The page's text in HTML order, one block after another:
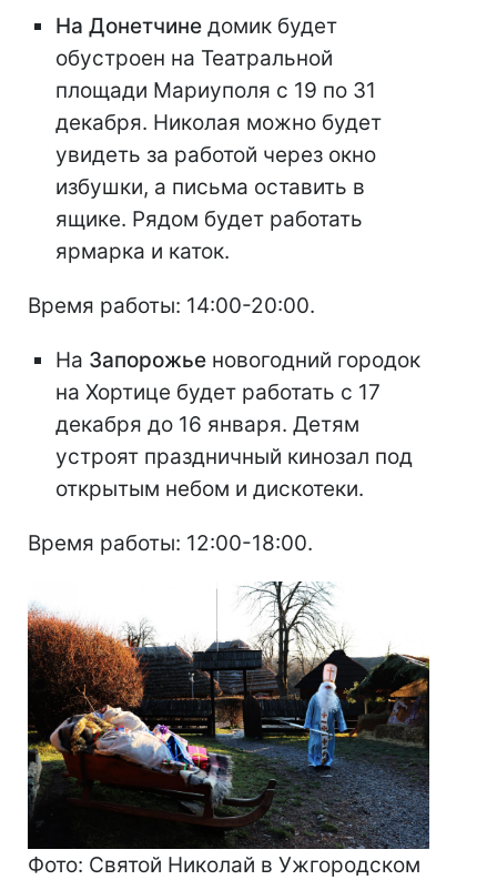
На Донетчине домик будет
обустроен на Театральной
площади Мариуполя с 19 по 31
декабря. Николая можно будет
увидеть за работой через окно
избушки, а письма оставить в
ящике. Рядом будет работать
ярмарка и каток.
Время работы: 14:00-20:00.
На Запорожье новогодний городок
на Хортице будет работать с 17
декабря до 16 января. Детям
устроят праздничный кинозал под
открытым небом и дискотеки.
Время работы: 12:00-18:00.
Фото: Святой Николай в Ужгородском